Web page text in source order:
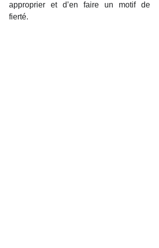
approprier et d’en faire un motif de
fierté.